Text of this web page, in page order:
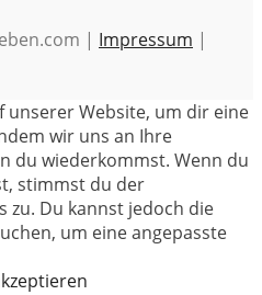
| Impressum |
unserer Website, um dir eine
wir uns an Ihre
du wiederkommst. Wenn du
stimmst du der
zu. Du kannst jedoch die
um eine angepasste